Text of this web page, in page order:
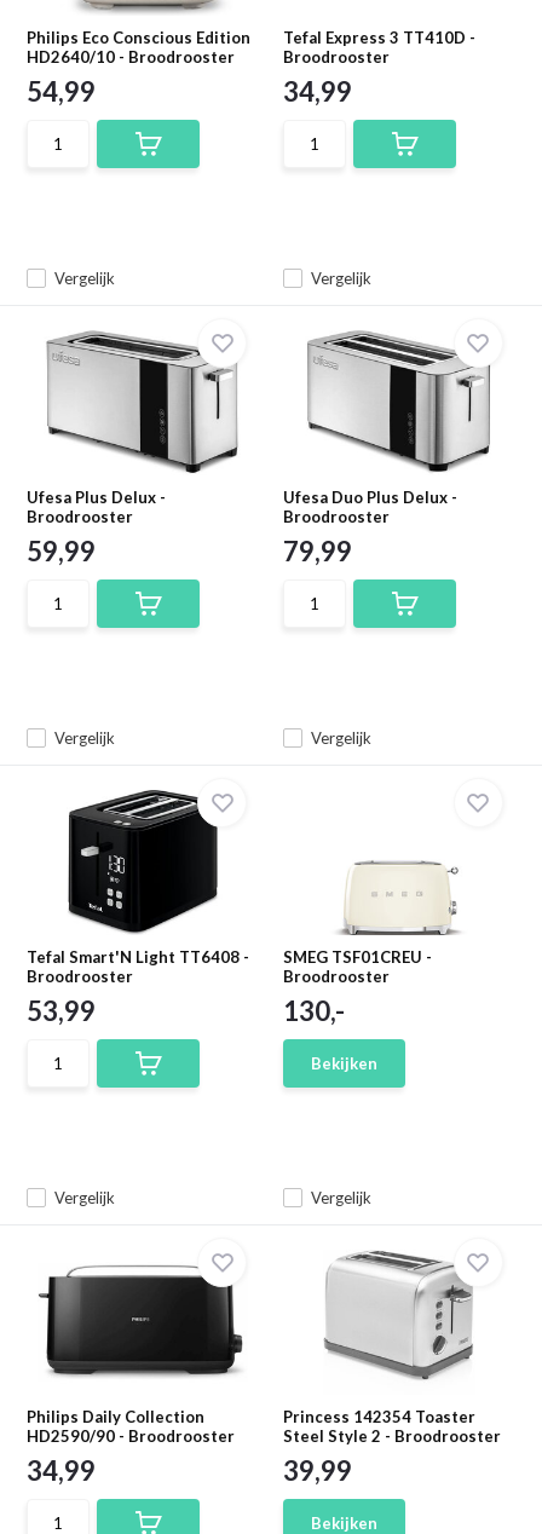
Philips Eco Conscious Edition
HD2640/10 - Broodrooster
Vergelijk
54,99
Tefal Express 3 TT410D -
Broodrooster
Vergelijk
34,99
Ufesa Plus Delux -
Broodrooster
Vergelijk
59,99
Ufesa Duo Plus Delux -
Broodrooster
Vergelijk
79,99
Tefal Smart'N Light TT6408 -
Broodrooster
Vergelijk
53,99
SMEG TSF01CREU -
Broodrooster
Vergelijk
130,-
Bekijken
Philips Daily Collection
HD2590/90 - Broodrooster
34,99
Princess 142354 Toaster
Steel Style 2 - Broodrooster
39,99
Bekijken